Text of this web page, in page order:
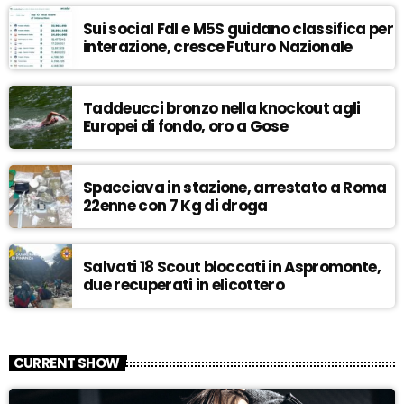
Sui social FdI e M5S guidano classifica per
interazione, cresce Futuro Nazionale
Taddeucci bronzo nella knockout agli
Europei di fondo, oro a Gose
Spacciava in stazione, arrestato a Roma
22enne con 7 Kg di droga
Salvati 18 Scout bloccati in Aspromonte,
due recuperati in elicottero
CURRENT SHOW